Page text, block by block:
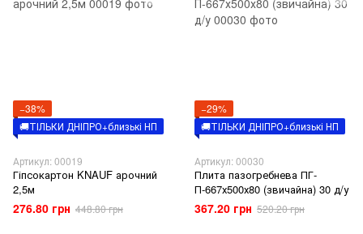
−38%
🚚ТІЛЬКИ ДНІПРО+близькі НП
Артикул: 00019
Гіпсокартон KNAUF арочний
2,5м
276.80 грн 448.80 грн
−29%
🚚ТІЛЬКИ ДНІПРО+близькі НП
Артикул: 00030
Плита пазогребнева ПГ-
П-667х500х80 (звичайна) 30 д/у
367.20 грн 520.20 грн